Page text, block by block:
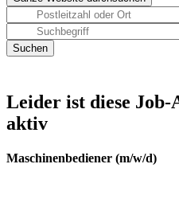
Leider ist diese
aktiv
Maschinenbediener (m/w/d)